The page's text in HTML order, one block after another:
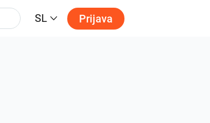
SL Prijava